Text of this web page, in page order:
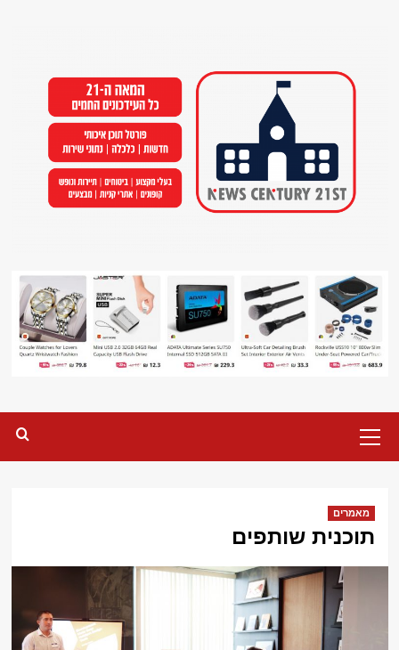
Menu
מאמרים
תוכנית שותפים